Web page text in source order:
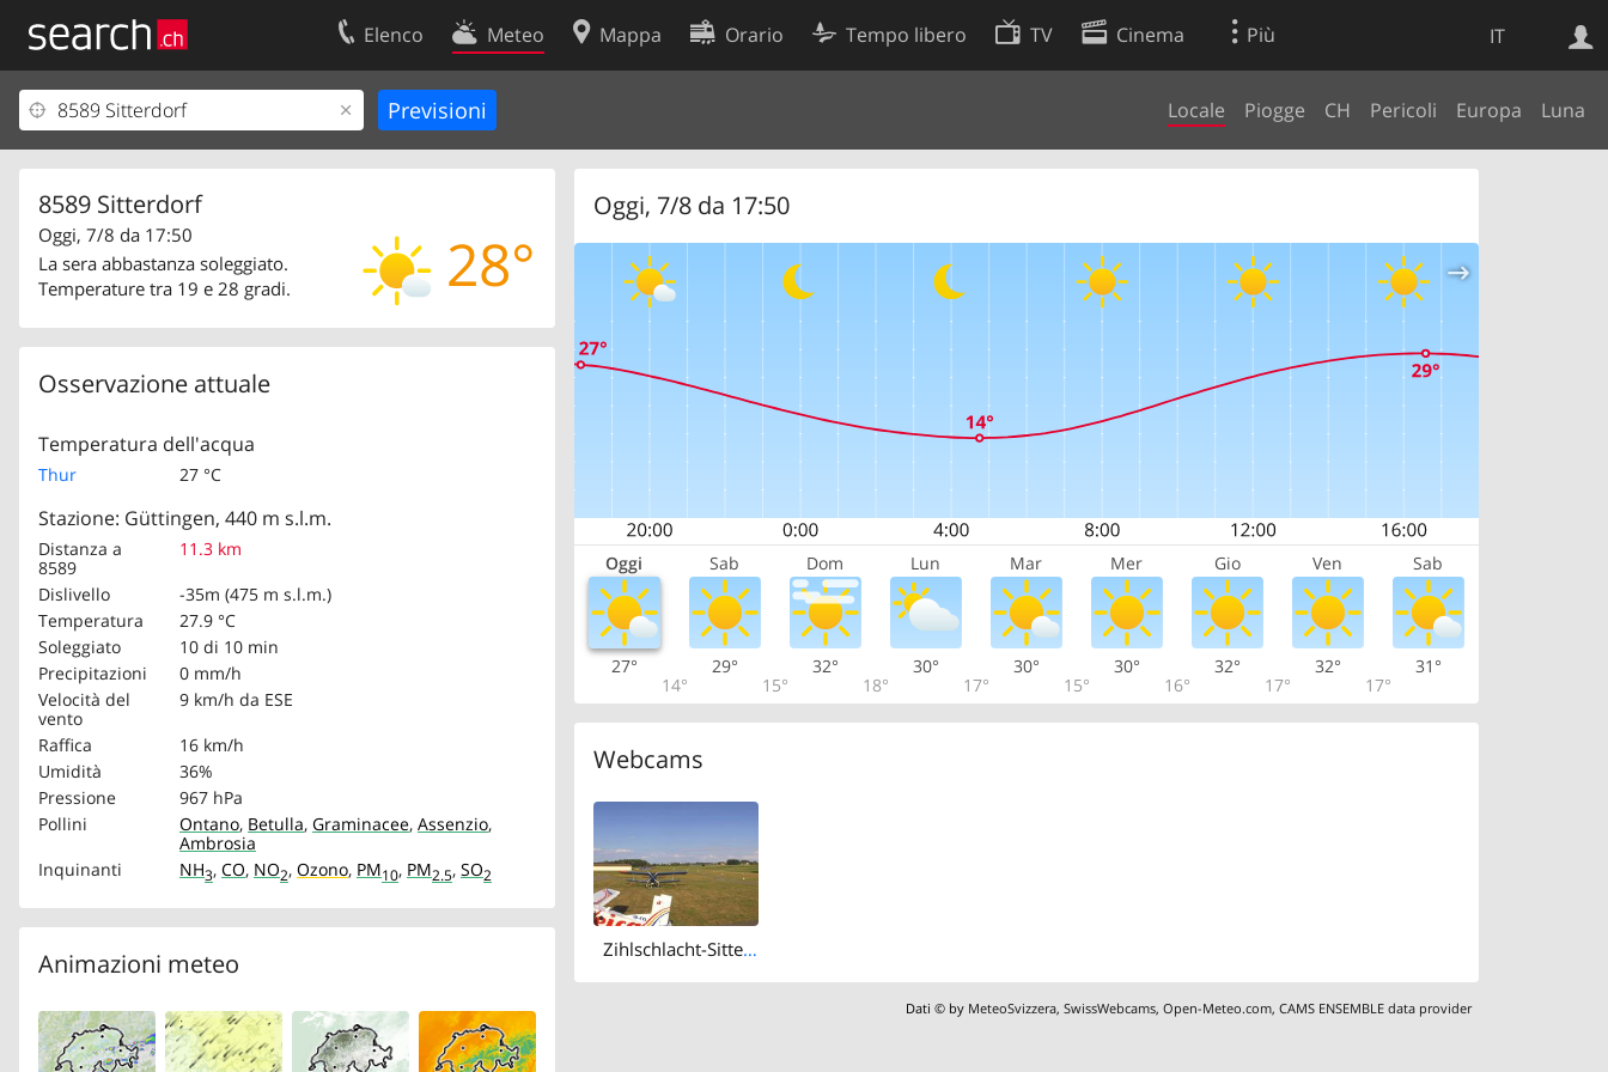
IT
Elenco Meteo Mappa Orario Tempo libero TV Cinema Più
Locale Piogge CH Pericoli Europa Luna
8589 Sitterdorf
28°
Oggi, 7/8 da 17:50
La sera abbastanza soleggiato.
Temperature tra 19 e 28 gradi.
Osservazione attuale
Temperatura dell'acqua
Thur 27 °C
Stazione: Güttingen, 440 m s.l.m.
Distanza a
8589
11.3 km
Dislivello
-35m (475 m s.l.m.)
Temperatura
27.9 °C
Soleggiato
10 di 10 min
Precipitazioni
0 mm/h
Velocità del
vento
9 km/h da ESE
Raffica
16 km/h
Umidità
36%
Pressione
967 hPa
Pollini
Ontano, Betulla, Graminacee, Assenzio,
Ambrosia
Inquinanti
NH3, CO, NO2, Ozono, PM10, PM2.5, SO2
Animazioni meteo
Oggi, 7/8 da 17:50
Oggi Sab Dom Lun Mar Mer Gio Ven Sab
27°
14°
29°
15°
32°
18°
30°
17°
30°
15°
30°
16°
32°
17°
32°
17°
31°
Webcams
Zihlschlacht-Sitterdorf: Erlebnisflugplatz Sitterdorf
Dati © by MeteoSvizzera,SwissWebcams,Open-Meteo.com,CAMS ENSEMBLE data provider
Ricerca Web
Il vostro profolio
Area clienti
Informazioni Legali
Contatti
Condizioni d’uso
Preferenze cookie